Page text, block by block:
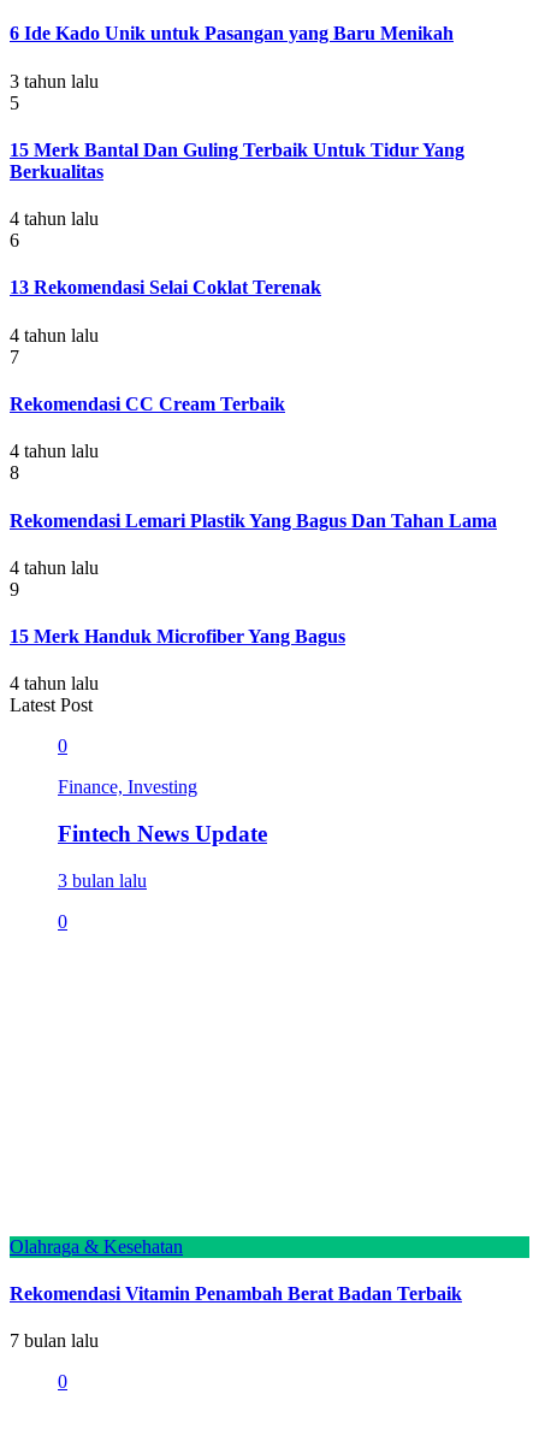
6 Ide Kado Unik untuk Pasangan yang Baru Menikah
3 tahun lalu
5
15 Merk Bantal Dan Guling Terbaik Untuk Tidur Yang
Berkualitas
4 tahun lalu
6
13 Rekomendasi Selai Coklat Terenak
4 tahun lalu
7
Rekomendasi CC Cream Terbaik
4 tahun lalu
8
Rekomendasi Lemari Plastik Yang Bagus Dan Tahan Lama
4 tahun lalu
9
15 Merk Handuk Microfiber Yang Bagus
4 tahun lalu
Latest Post
0
Finance, Investing
Fintech News Update
3 bulan lalu
0
Olahraga & Kesehatan
Rekomendasi Vitamin Penambah Berat Badan Terbaik
7 bulan lalu
0